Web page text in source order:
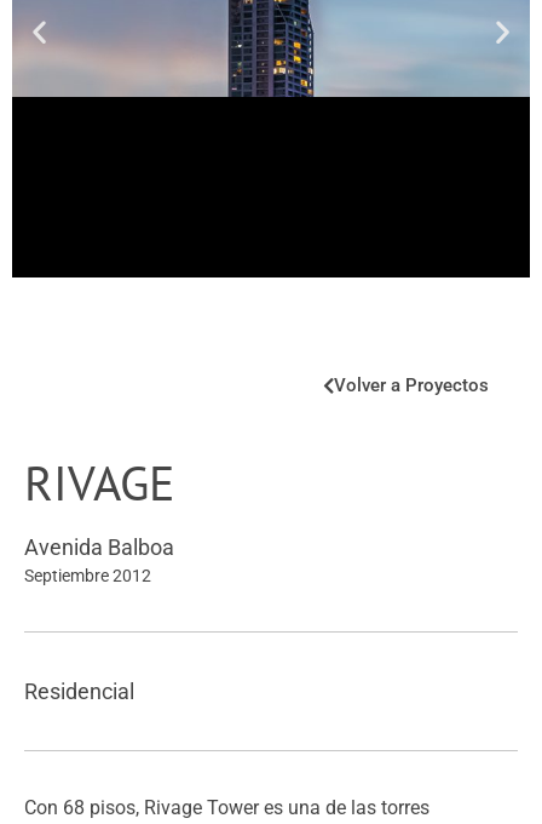
Volver a Proyectos
RIVAGE
Avenida Balboa
Septiembre 2012
Residencial
Con 68 pisos, Rivage Tower es una de las torres